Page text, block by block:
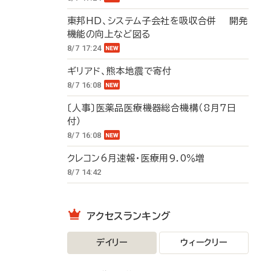
東邦HD、システム子会社を吸収合併 開発
機能の向上など図る
8/7 17:24
ギリアド、熊本地震で寄付
8/7 16:08
〔人事〕医薬品医療機器総合機構（8月7日
付）
8/7 16:08
クレコン6月速報・医療用9.0％増
8/7 14:42
アクセスランキング
デイリー ウィークリー